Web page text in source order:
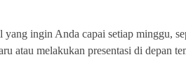
yang ingin Anda capai setiap minggu,
atau melakukan presentasi di depan